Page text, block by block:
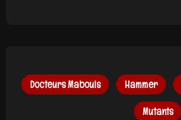
Docteurs Mabouls Hammer
Mutants